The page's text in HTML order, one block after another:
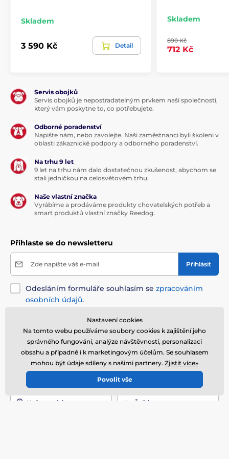
Technické specifikace se mohou změnit bez
Skladem
3 590 Kč Detail
Skladem
890 Kč
712 Kč
Servis obojků
Servis obojků je nepostradatelným prvkem naší společnosti,
který vám poskytne to, co potřebujete.
Odborné poradenství
Napište nám, nebo zavolejte. Naši zaměstnanci byli školeni v
oblasti zákaznické podpory a odborného poradenství.
Na trhu 9 let
9 let na trhu nám dalo dostatečnou zkušenost, abychom se
stali jedničkou na celosvětovém trhu.
Naše vlastní značka
Vyrábíme a prodáváme produkty chovatelských potřeb a
smart produktů vlastní značky Reedog.
Přihlaste se do newsletteru
Zde napište váš e-mail Přihlásit
Odesláním formuláře souhlasím se zpracováním
osobních údajů.
Potřebujete poradit online
Zákaznický servis je k dispozici
+420 216 216 106
info@elektro-obojky.cz
Naše prodejny Čeština
Nastavení cookies
Na tomto webu používáme soubory cookies k zajištění jeho
správného fungování, analýze návštěvnosti, personalizaci
obsahu a případně i k marketingovým účelům. Se souhlasem
mohou být údaje sdíleny s našimi partnery. Zjistit více»
Povolit vše